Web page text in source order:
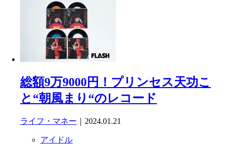
総額9万9000円！プリンセス天功こ
と“朝風まり“のレコード
ライフ・マネー ｜2024.01.21
アイドル